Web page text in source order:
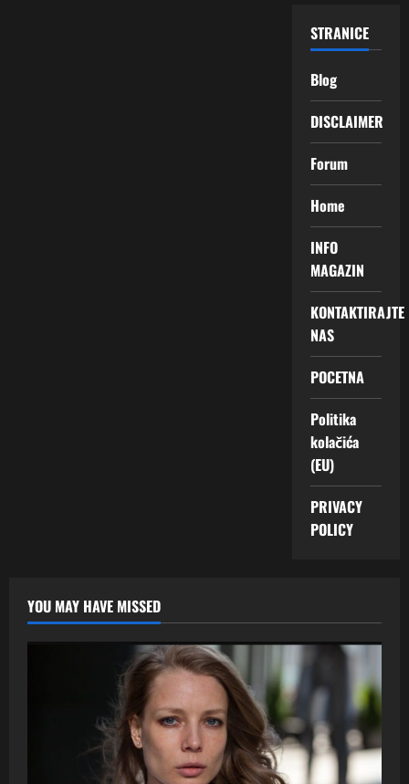
STRANICE
Blog
DISCLAIMER
Forum
Home
INFO
MAGAZIN
KONTAKTIRAJTE
NAS
POCETNA
Politika
kolačića
(EU)
PRIVACY
POLICY
YOU MAY HAVE MISSED